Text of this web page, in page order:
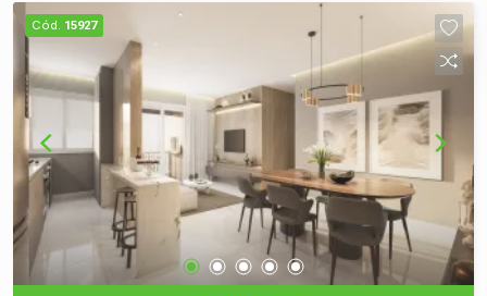
Cód. 15927